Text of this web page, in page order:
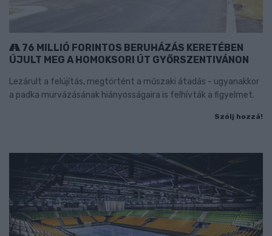
76 MILLIÓ FORINTOS BERUHÁZÁS KERETÉBEN
ÚJULT MEG A HOMOKSORI ÚT GYŐRSZENTIVÁNON
Lezárult a felújítás, megtörtént a műszaki átadás - ugyanakkor
a padka murvázásának hiányosságaira is felhívták a figyelmet.
Szólj hozzá!